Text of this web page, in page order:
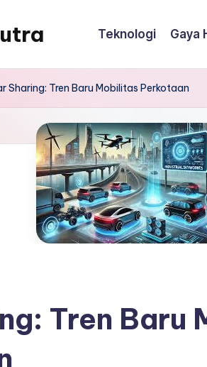
Teknologi Gaya
Sharing: Tren Baru Mobilitas Perkotaan
Tren Baru